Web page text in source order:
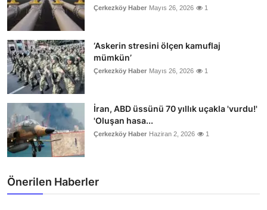
Çerkezköy Haber Mayıs 26, 2026 1
‘Askerin stresini ölçen kamuflaj
mümkün’
Çerkezköy Haber Mayıs 26, 2026 1
İran, ABD üssünü 70 yıllık uçakla 'vurdu!'
'Oluşan hasa...
Çerkezköy Haber Haziran 2, 2026 1
Önerilen Haberler